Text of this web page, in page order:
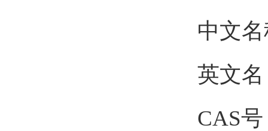
中文
英文
CAS